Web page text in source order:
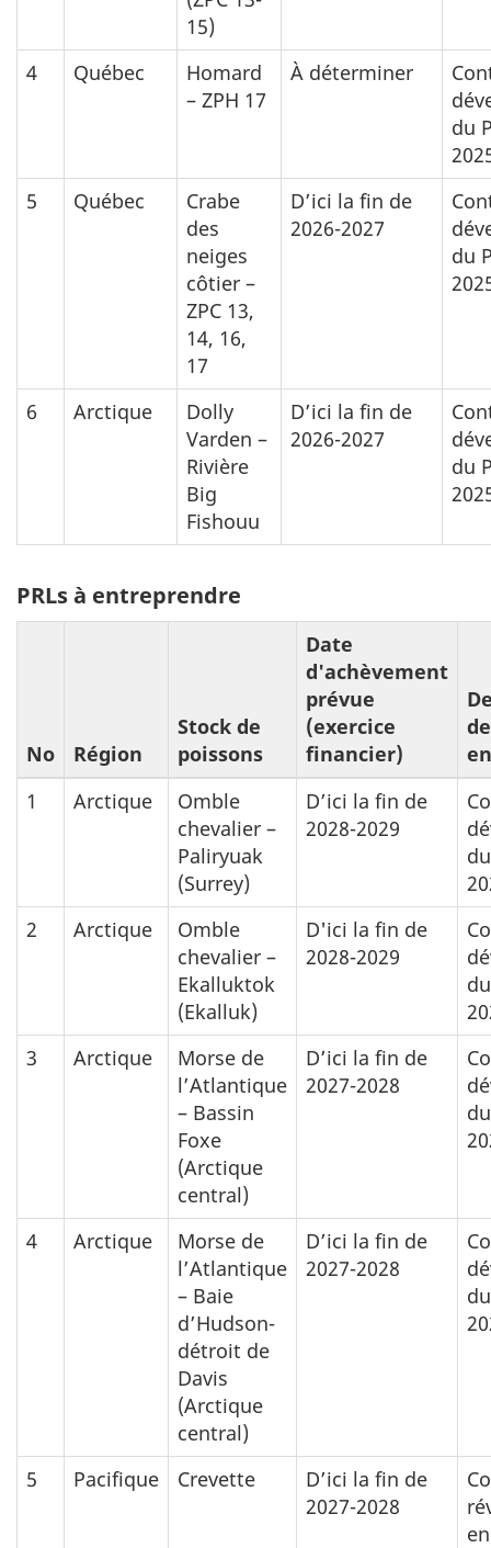
15)
4
Québec
Homard
– ZPH 17
À déterminer
du
5
Québec
Crabe
des
neiges
côtier –
ZPC 13,
14, 16,
17
D’ici la fin de
2026-2027
du
6 Arctique
Dolly
Varden –
Rivière
Big
Fishouu
D’ici la fin de
2026-2027
du
PRLs à entreprendre
No Région
Stock de
poissons
Date
d'achèvement
prévue
(exercice
financier)
1
Arctique
Omble
chevalier –
Paliryuak
(Surrey)
D’ici la fin de
2028-2029
2
Arctique
Omble
chevalier –
Ekalluktok
(Ekalluk)
D'ici la fin de
2028-2029
3
Arctique
Morse de
l’Atlantique
– Bassin
Foxe
(Arctique
central)
D’ici la fin de
2027-2028
4 Arctique
Morse de
l’Atlantique
– Baie
d’Hudson-
détroit de
Davis
(Arctique
central)
D’ici la fin de
2027-2028
5 Pacifique Crevette
D’ici la fin de
2027-2028